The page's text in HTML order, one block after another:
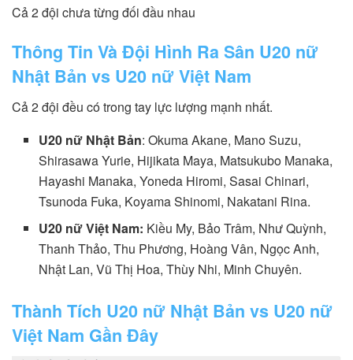
Cả 2 đội chưa từng đối đầu nhau
Thông Tin Và Đội Hình Ra Sân U20 nữ
Nhật Bản vs U20 nữ Việt Nam
Cả 2 đội đều có trong tay lực lượng mạnh nhất.
U20 nữ Nhật Bản: Okuma Akane, Mano Suzu,
Shirasawa Yurie, Hijikata Maya, Matsukubo Manaka,
Hayashi Manaka, Yoneda Hiromi, Sasai Chinari,
Tsunoda Fuka, Koyama Shinomi, Nakatani Rina.
U20 nữ Việt Nam: Kiều My, Bảo Trâm, Như Quỳnh,
Thanh Thảo, Thu Phương, Hoàng Vân, Ngọc Anh,
Nhật Lan, Vũ Thị Hoa, Thùy Nhi, Minh Chuyên.
Thành Tích U20 nữ Nhật Bản vs U20 nữ
Việt Nam Gần Đây